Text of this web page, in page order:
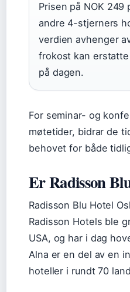
Prisen på NOK 249
andre 4-stjerners
verdien avhenger
frokost kan
på dagen.
For seminar- og
møtetider, bidrar de
behovet for både
Er Radisson
Radisson Blu Hotel
Radisson Hotels ble
USA, og har i dag
Alna er en del av en
hoteller i rundt 70